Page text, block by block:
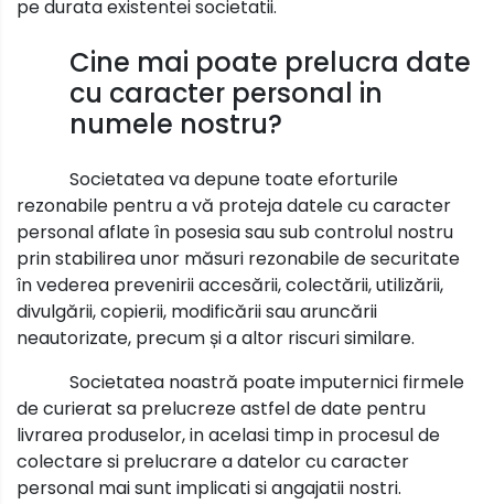
pe durata existentei societatii.
Cine mai poate prelucra date
cu caracter personal in
numele nostru?
Societatea va depune toate eforturile
rezonabile pentru a vă proteja datele cu caracter
personal aflate în posesia sau sub controlul nostru
prin stabilirea unor măsuri rezonabile de securitate
în vederea prevenirii accesării, colectării, utilizării,
divulgării, copierii, modificării sau aruncării
neautorizate, precum și a altor riscuri similare.
Societatea noastră poate imputernici firmele
de curierat sa prelucreze astfel de date pentru
livrarea produselor, in acelasi timp in procesul de
colectare si prelucrare a datelor cu caracter
personal mai sunt implicati si angajatii nostri.